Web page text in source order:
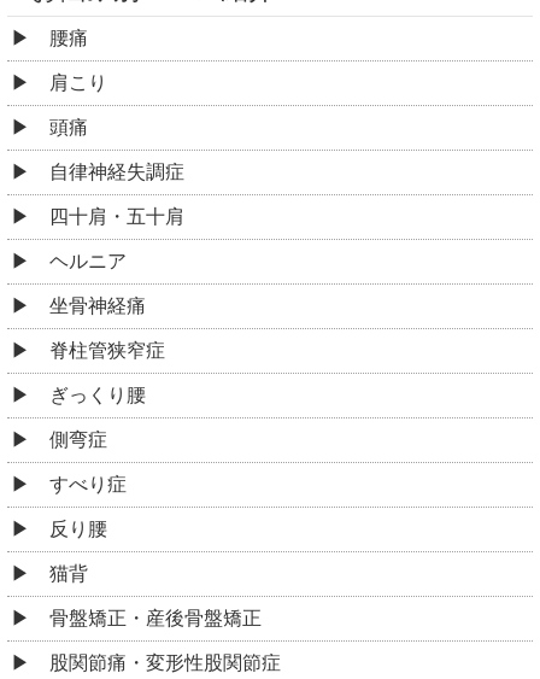
腰痛
肩こり
頭痛
自律神経失調症
四十肩・五十肩
ヘルニア
坐骨神経痛
脊柱管狭窄症
ぎっくり腰
側弯症
すべり症
反り腰
猫背
骨盤矯正・産後骨盤矯正
股関節痛・変形性股関節症